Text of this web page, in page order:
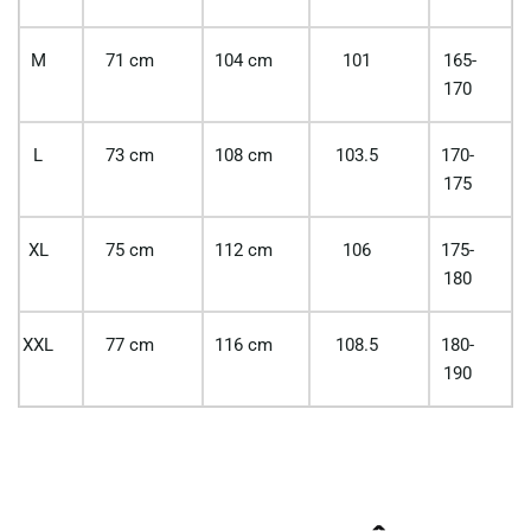
M 71 cm 104 cm 101
165-
170
L 73 cm 108 cm 103.5
170-
175
XL 75 cm 112 cm 106
175-
180
XXL 77 cm 116 cm 108.5
180-
190